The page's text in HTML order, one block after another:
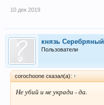
10 дек 2019
князь Серебряный
Пользователи
corochoone сказал(а): ↑
Не убий и не укради - да.